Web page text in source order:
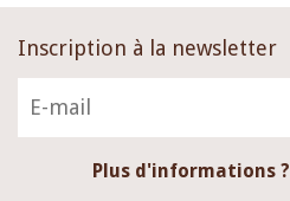
Inscription à la newsletter
Plus d'informations ?